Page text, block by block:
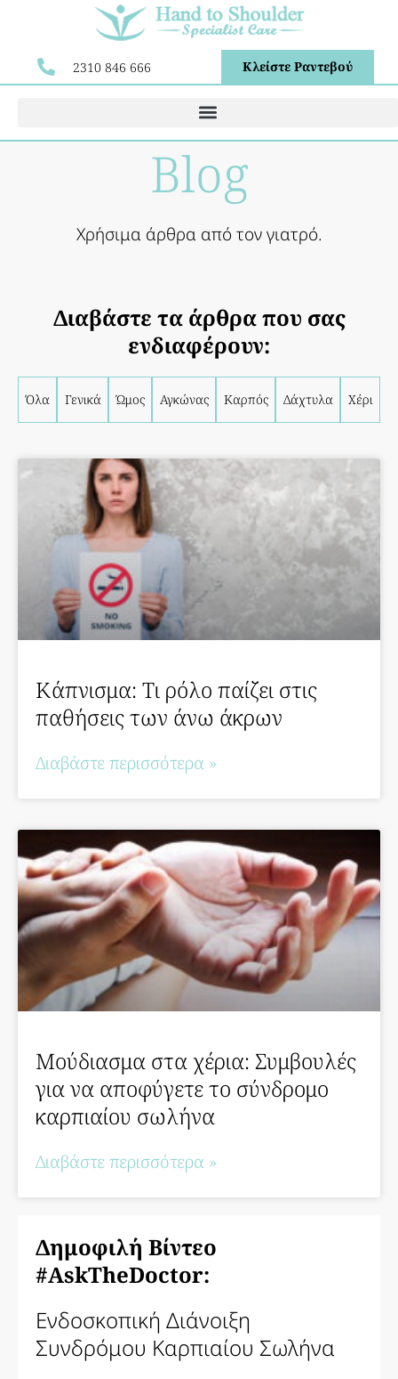
2310 846 666 Κλείστε Ραντεβού
Blog
Χρήσιμα άρθρα από τον γιατρό.
Διαβάστε τα άρθρα που σας
ενδιαφέρουν:
Όλα Γενικά Ώμος Αγκώνας Καρπός Δάχτυλα Χέρι
Κάπνισμα: Τι ρόλο παίζει στις
παθήσεις των άνω άκρων
Διαβάστε περισσότερα »
Μούδιασμα στα χέρια: Συμβουλές
για να αποφύγετε το σύνδρομο
καρπιαίου σωλήνα
Διαβάστε περισσότερα »
Δημοφιλή Βίντεο
#AskTheDoctor:
Ενδοσκοπική Διάνοιξη
Συνδρόμου Καρπιαίου Σωλήνα